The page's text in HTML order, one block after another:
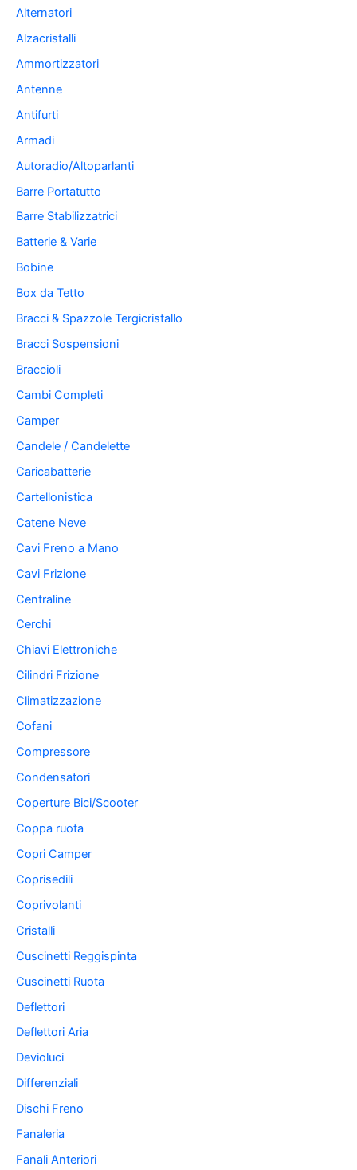
Alternatori
Alzacristalli
Ammortizzatori
Antenne
Antifurti
Armadi
Autoradio/Altoparlanti
Barre Portatutto
Barre Stabilizzatrici
Batterie & Varie
Bobine
Box da Tetto
Bracci & Spazzole Tergicristallo
Bracci Sospensioni
Braccioli
Cambi Completi
Camper
Candele / Candelette
Caricabatterie
Cartellonistica
Catene Neve
Cavi Freno a Mano
Cavi Frizione
Centraline
Cerchi
Chiavi Elettroniche
Cilindri Frizione
Climatizzazione
Cofani
Compressore
Condensatori
Coperture Bici/Scooter
Coppa ruota
Copri Camper
Coprisedili
Coprivolanti
Cristalli
Cuscinetti Reggispinta
Cuscinetti Ruota
Deflettori
Deflettori Aria
Devioluci
Differenziali
Dischi Freno
Fanaleria
Fanali Anteriori